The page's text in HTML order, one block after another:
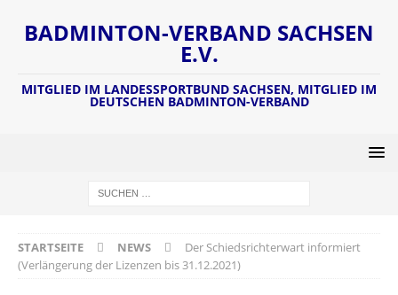
BADMINTON-VERBAND SACHSEN
E.V.
MITGLIED IM LANDESSPORTBUND SACHSEN, MITGLIED IM
DEUTSCHEN BADMINTON-VERBAND
STARTSEITE NEWS
Der Schiedsrichterwart informiert
(Verlängerung der Lizenzen bis 31.12.2021)